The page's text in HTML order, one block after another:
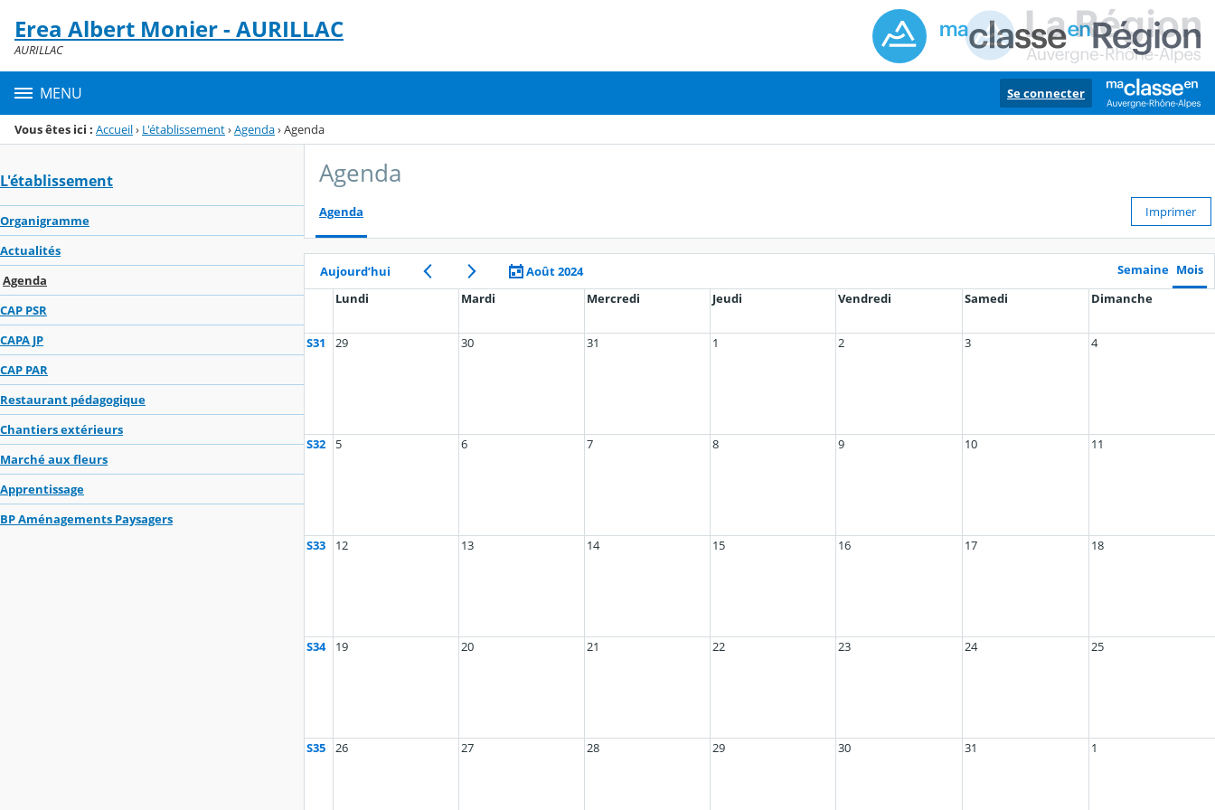
Menu de la rubrique
Contenu
Erea Albert Monier - AURILLAC
AURILLAC
MENU Se connecter
Vous êtes ici : Accueil› L'établissement›Agenda›Agenda
L'établissement
Organigramme
Actualités
Agenda
CAP PSR
CAPA JP
CAP PAR
Restaurant pédagogique
Chantiers extérieurs
Marché aux fleurs
Apprentissage
BP Aménagements Paysagers
Agenda
Agenda Imprimer
Aujourd’hui Août 2024 Semaine Mois
Lundi
Mardi Mercredi Jeudi Vendredi Samedi Dimanche
S31 29 30 31 1 2 3 4
S32 5 6 7 8 9 10 11
S33 12 13 14 15 16 17 18
S34 19 20 21 22 23 24 25
S35 26 27 28 29 30 31 1